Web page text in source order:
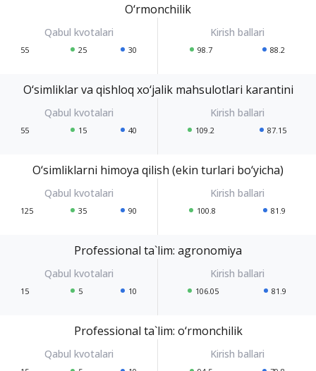
O‘rmonchilik
55 25 30 98.7 88.2
O‘simliklar va qishloq xo‘jalik mahsulotlari karantini
55 15 40 109.2 87.15
O‘simliklarni himoya qilish (ekin turlari bo‘yicha)
125 35 90 100.8 81.9
Professional ta`lim: agronomiya
15 5 10 106.05 81.9
Professional ta`lim: o‘rmonchilik